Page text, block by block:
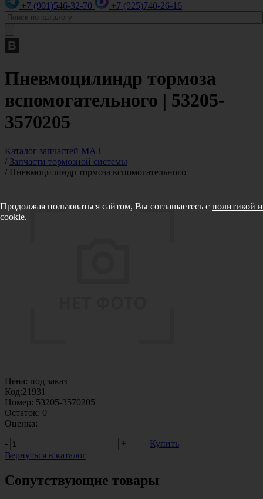
+7 (901)546-32-70 +7 (925)740-26-16
Пневмоцилиндр тормоза
вспомогательного | 53205-
3570205
Каталог запчастей МАЗ
/ Запчасти тормозной системы
/ Пневмоцилиндр тормоза вспомогательного
Цена: под заказ
Код:21931
Номер: 53205-3570205
Остаток: 0
Оценка:
-
+
Купить
Вернуться в каталог
Сопутствующие товары
Продолжая пользоваться сайтом, Вы соглашаетесь с политикой
cookie.